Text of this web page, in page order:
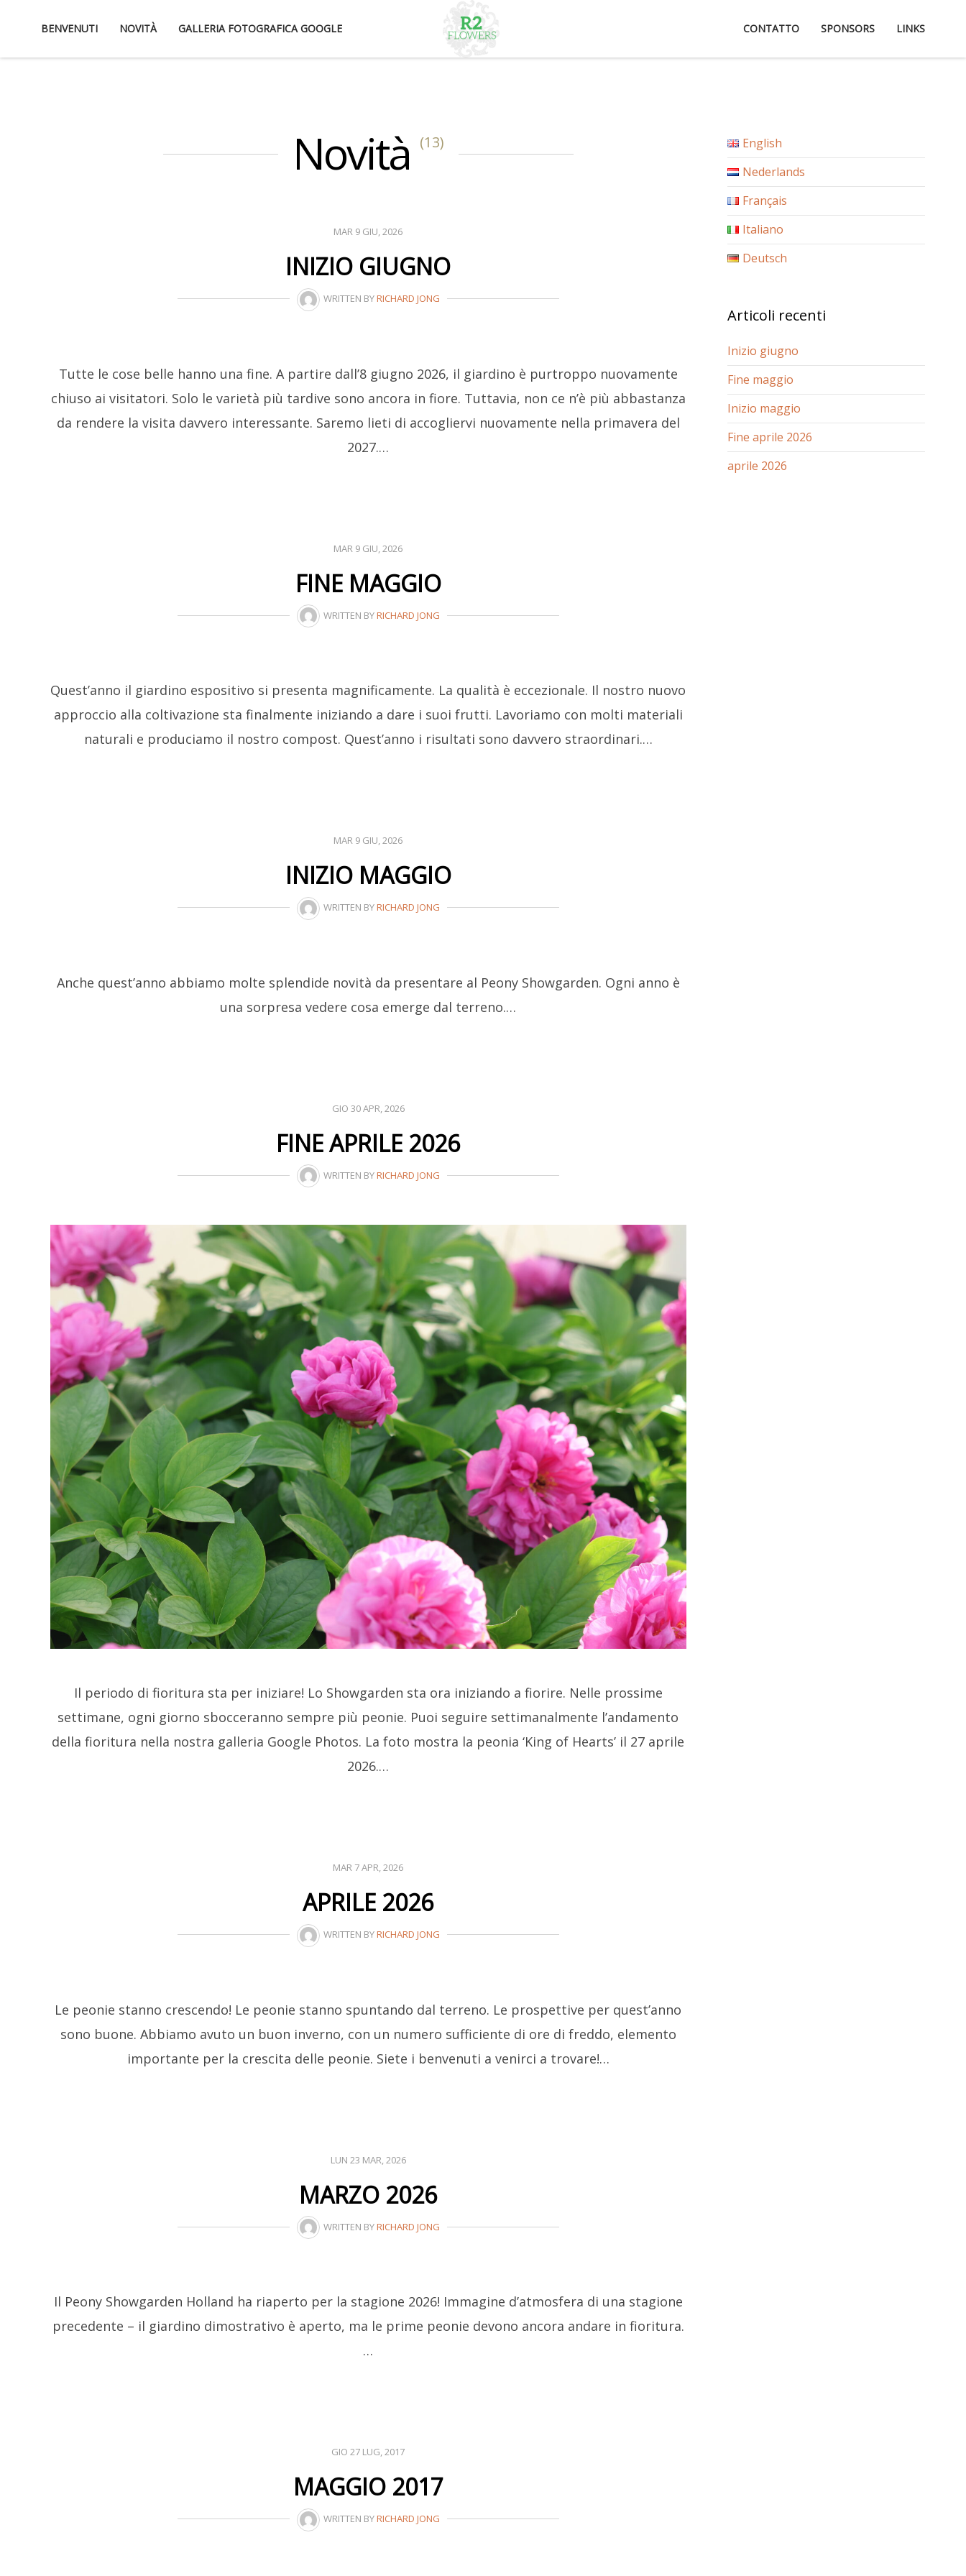
to
BENVENUTI NOVITÀ GALLERIA FOTOGRAFICA GOOGLE CONTATTO SPONSORS LINKS
Novità (13)
MAR 9 GIU, 2026
INIZIO GIUGNO
WRITTEN BYRICHARD JONG
Tutte le cose belle hanno una fine. A partire dall’8 giugno 2026, il giardino è purtroppo nuovamente
chiuso ai visitatori. Solo le varietà più tardive sono ancora in fiore. Tuttavia, non ce n’è più abbastanza
da rendere la visita davvero interessante. Saremo lieti di accogliervi nuovamente nella primavera del
2027.…
MAR 9 GIU, 2026
FINE MAGGIO
WRITTEN BYRICHARD JONG
Quest’anno il giardino espositivo si presenta magnificamente. La qualità è eccezionale. Il nostro nuovo
approccio alla coltivazione sta finalmente iniziando a dare i suoi frutti. Lavoriamo con molti materiali
naturali e produciamo il nostro compost. Quest’anno i risultati sono davvero straordinari.…
MAR 9 GIU, 2026
INIZIO MAGGIO
WRITTEN BYRICHARD JONG
Anche quest’anno abbiamo molte splendide novità da presentare al Peony Showgarden. Ogni anno è
una sorpresa vedere cosa emerge dal terreno.…
GIO 30 APR, 2026
FINE APRILE 2026
WRITTEN BYRICHARD JONG
Il periodo di fioritura sta per iniziare! Lo Showgarden sta ora iniziando a fiorire. Nelle prossime
settimane, ogni giorno sbocceranno sempre più peonie. Puoi seguire settimanalmente l’andamento
della fioritura nella nostra galleria Google Photos. La foto mostra la peonia ‘King of Hearts’ il 27 aprile
2026.…
MAR 7 APR, 2026
APRILE 2026
WRITTEN BYRICHARD JONG
Le peonie stanno crescendo! Le peonie stanno spuntando dal terreno. Le prospettive per quest’anno
sono buone. Abbiamo avuto un buon inverno, con un numero sufficiente di ore di freddo, elemento
importante per la crescita delle peonie. Siete i benvenuti a venirci a trovare!…
LUN 23 MAR, 2026
MARZO 2026
WRITTEN BYRICHARD JONG
Il Peony Showgarden Holland ha riaperto per la stagione 2026! Immagine d’atmosfera di una stagione
precedente – il giardino dimostrativo è aperto, ma le prime peonie devono ancora andare in fioritura.
…
GIO 27 LUG, 2017
MAGGIO 2017
WRITTEN BYRICHARD JONG
English
Nederlands
Français
Italiano
Deutsch
Articoli recenti
Inizio giugno
Fine maggio
Inizio maggio
Fine aprile 2026
aprile 2026